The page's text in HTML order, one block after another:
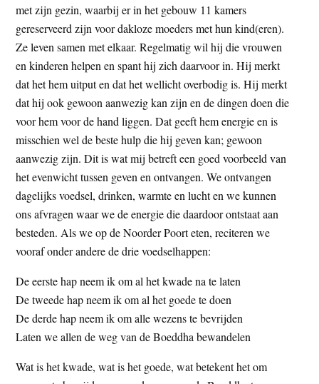
met zijn gezin, waarbij er in het gebouw 11 kamers
gereserveerd zijn voor dakloze moeders met hun kind(eren).
Ze leven samen met elkaar. Regelmatig wil hij die vrouwen
en kinderen helpen en spant hij zich daarvoor in. Hij merkt
dat het hem uitput en dat het wellicht overbodig is. Hij merkt
dat hij ook gewoon aanwezig kan zijn en de dingen doen die
voor hem voor de hand liggen. Dat geeft hem energie en is
misschien wel de beste hulp die hij geven kan; gewoon
aanwezig zijn. Dit is wat mij betreft een goed voorbeeld van
het evenwicht tussen geven en ontvangen. We ontvangen
dagelijks voedsel, drinken, warmte en lucht en we kunnen
ons afvragen waar we de energie die daardoor ontstaat aan
besteden. Als we op de Noorder Poort eten, reciteren we
vooraf onder andere de drie voedselhappen:
De eerste hap neem ik om al het kwade na te laten
De tweede hap neem ik om al het goede te doen
De derde hap neem ik om alle wezens te bevrijden
Laten we allen de weg van de Boeddha bewandelen
Wat is het kwade, wat is het goede, wat betekent het om